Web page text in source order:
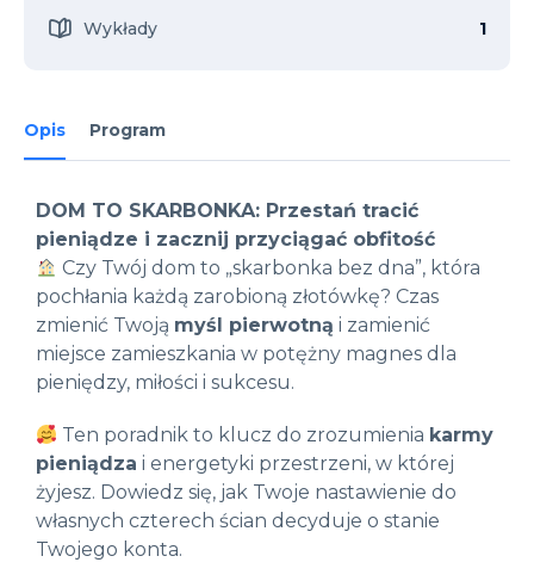
Opis Program
DOM TO SKARBONKA: Przestań tracić
pieniądze i zacznij przyciągać obfitość
Czy Twój dom to „skarbonka bez dna”, która
pochłania każdą zarobioną złotówkę? Czas
zmienić Twoją myśl pierwotną i zamienić
miejsce zamieszkania w potężny magnes dla
pieniędzy, miłości i sukcesu.
Ten poradnik to klucz do zrozumienia karmy
pieniądza i energetyki przestrzeni, w której
żyjesz. Dowiedz się, jak Twoje nastawienie do
własnych czterech ścian decyduje o stanie
Twojego konta.
Wykłady 1